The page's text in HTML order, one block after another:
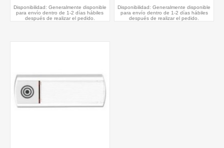
Disponibilidad: Generalmente disponible
para envío dentro de 1-2 días hábiles
después de realizar el pedido.
Disponibilidad: Generalmente disponible
para envío dentro de 1-2 días hábiles
después de realizar el pedido.